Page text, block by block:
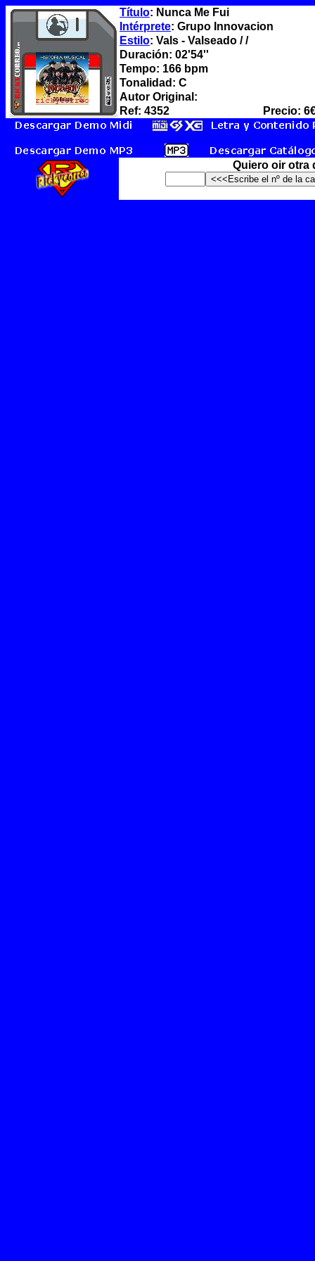
Título: Nunca Me Fui
Intérprete: Grupo Innovacion
Estilo: Vals - Valseado / /
Duración: 02'54''
Tempo: 166 bpm
Tonalidad: C
Autor Original:
Ref: 4352
Precio:
Quiero oir otra